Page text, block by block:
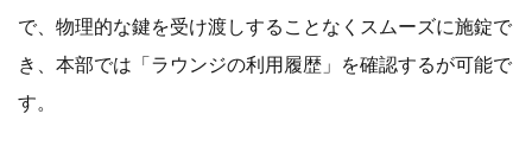
で、物理的な鍵を受け渡しすることなくスムーズに施錠で
き、本部では「ラウンジの利用履歴」を確認するが可能で
す。